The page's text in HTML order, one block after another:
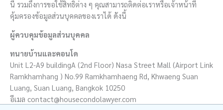
นี้ รวมถึงการขอใช้สิทธิต่าง ๆ คุณสามารถติดต่อเราหรือเจ้าหน้าที่
คุ้มครองข้อมูลส่วนบุคคลของเราได้ ดังนี้
ผู้ควบคุมข้อมูลส่วนบุคคล
ทนายบ้านและคอนโด
Unit L2-A9 buildingA (2nd Floor) Nasa Street Mall (Airport Link
Ramkhamhang ) No.99 Ramkhamhaeng Rd, Khwaeng Suan
Luang, Suan Luang, Bangkok 10250
อีเมล contact@housecondolawyer.com